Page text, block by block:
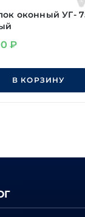
оконный УГ-
₽
В КОРЗИНУ